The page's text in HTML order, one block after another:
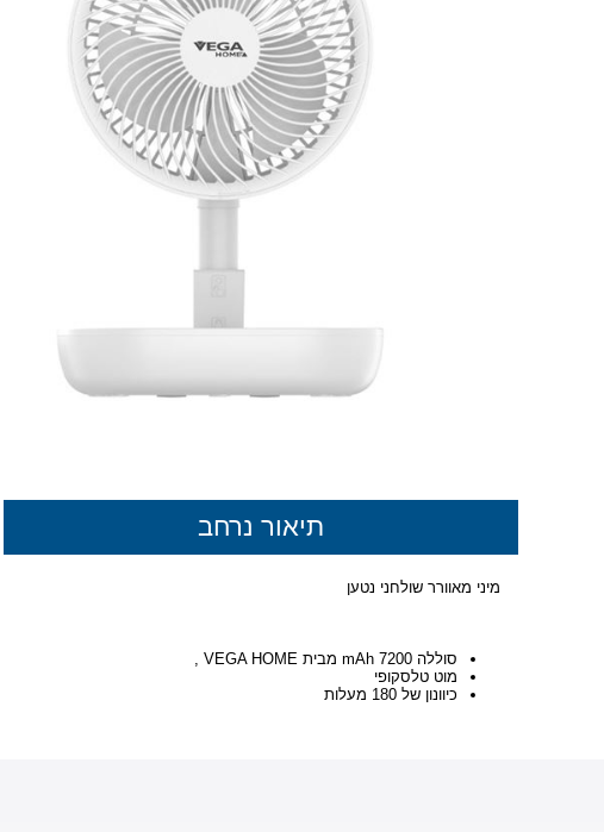
תיאור נרחב
מיני מאוורר שולחני נטען
סוללה 7200 mAh מבית VEGA HOME ,
מוט טלסקופי
כיוונון של 180 מעלות